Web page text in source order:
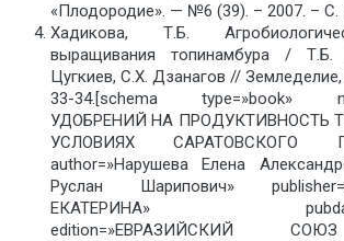
«Плодородие». — №6 (39). – 2007. – С.
Хадикова, Т.Б.
выращивания топинамбура / Т.Б.
Цугкиев, С.Х. Дзанагов //
33-34.[schema type=»book»
УДОБРЕНИЙ НА ПРОДУКТИВНОСТЬ
УСЛОВИЯХ САРАТОВСКОГО
author=»Нарушева Елена
Руслан Шарипович»
ЕКАТЕРИНА»
edition=»ЕВРАЗИЙСКИЙ